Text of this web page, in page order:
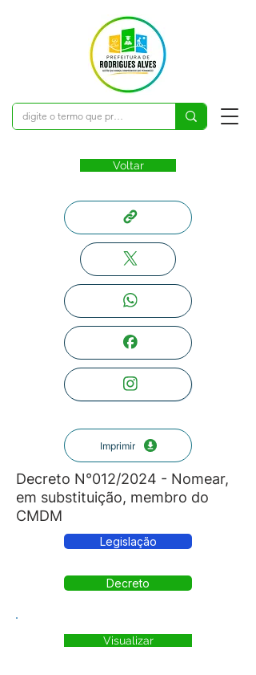
Voltar
Imprimir
Decreto N°012/2024 - Nomear,
em substituição, membro do
CMDM
Legislação
Decreto
Visualizar